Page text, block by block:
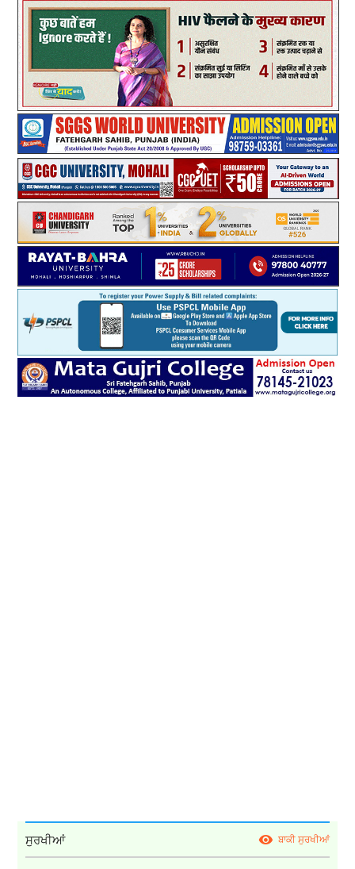
ਸੁਰਖੀਆਂ ਬਾਕੀ ਸੁਰਖੀਆਂ